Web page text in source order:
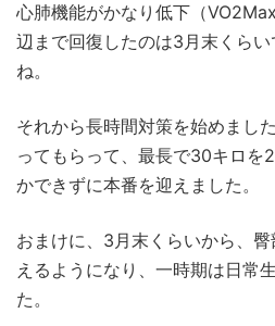
心肺機能がかなり低下（
辺まで回復したのは3月末くらい
ね
それから長時間対策を始めまし
ってもらって、最長で30キロを
かできずに本番を迎えました。
おまけに、3月末くらいから、
えるようになり、一時期は日常
た。